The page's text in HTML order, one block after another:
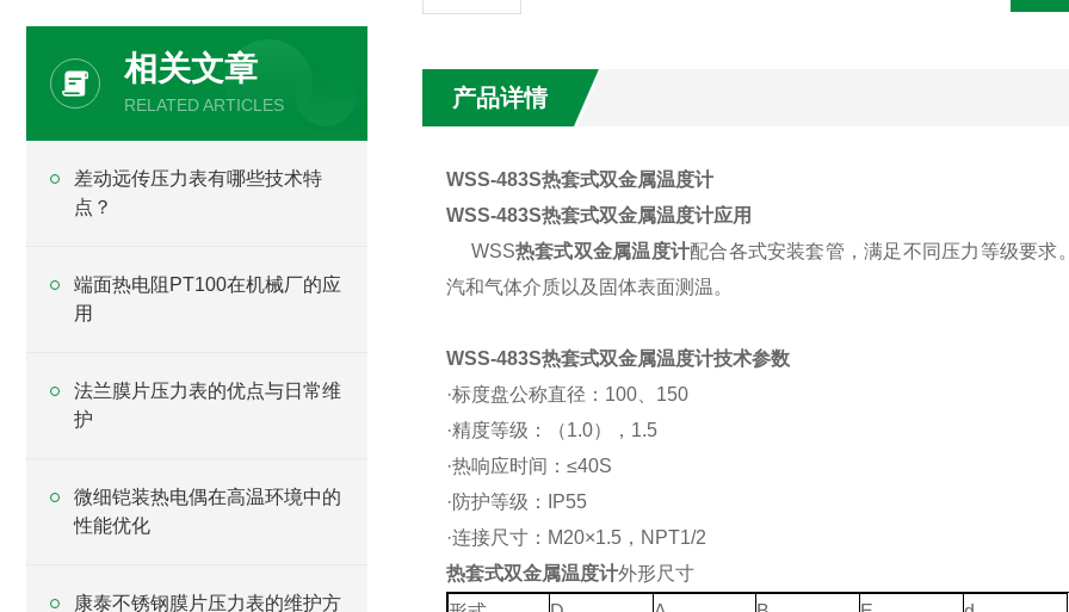
相关文章
RELATED ARTICLES
差动远传压力表有哪些技术特
点？
端面热电阻PT100在机械厂的应
用
法兰膜片压力表的优点与日常维
护
微细铠装热电偶在高温环境中的
性能优化
康泰不锈钢膜片压力表的维护方
产品详情
WSS-483S热套式双金属温度计
WSS-483S热套式双金属温度计应用
WSS热套式双金属温度计配合各式安装套管，满足不同压力等级要
汽和气体介质以及固体表面测温。
WSS-483S热套式双金属温度计技术参数
·标度盘公称直径：100、150
·精度等级：（1.0），1.5
·热响应时间：≤40S
·防护等级：IP55
·连接尺寸：M20×1.5，NPT1/2
热套式双金属温度计外形尺寸